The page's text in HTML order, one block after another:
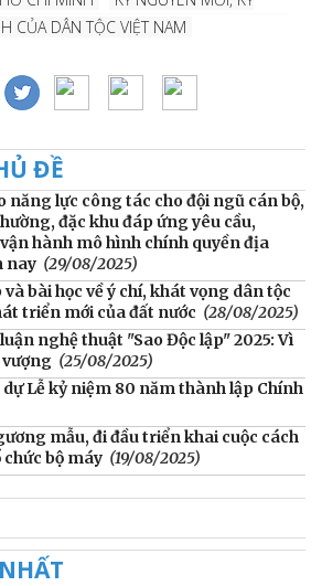
CỦA DÂN TỘC VIỆT NAM
ĐỀ
năng lực công tác cho đội ngũ cán bộ,
đặc khu đáp ứng yêu cầu,
hành mô hình chính quyền địa
nay (29/08/2025)
bài học về ý chí, khát vọng dân tộc
triển mới của đất nước (28/08/2025)
nghệ thuật "Sao Độc lập" 2025: Vì
(25/08/2025)
Lễ kỷ niệm 80 năm thành lập Chính
mẫu, đi đầu triển khai cuộc cách
bộ máy (19/08/2025)